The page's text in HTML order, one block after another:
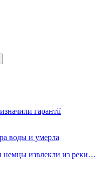
гарантії
воды и умерла
немцы извлекли из реки…